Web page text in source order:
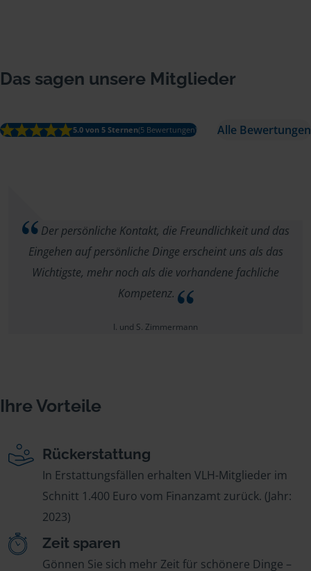
Das sagen unsere Mitglieder
5.0 von 5 Sternen(5 Bewertungen) Alle Bewertungen
Der persönliche Kontakt, die Freundlichkeit und das
Eingehen auf persönliche Dinge erscheint uns als das
Wichtigste, mehr noch als die vorhandene fachliche
Kompetenz.
I. und S. Zimmermann
Ihre Vorteile
Rückerstattung
In Erstattungsfällen erhalten VLH-Mitglieder im
Schnitt 1.400 Euro vom Finanzamt zurück. (Jahr:
2023)
Zeit sparen
Gönnen Sie sich mehr Zeit für schönere Dinge –